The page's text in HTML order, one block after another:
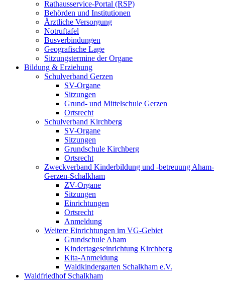
Rathausservice-Portal (RSP)
Behörden und Institutionen
Ärztliche Versorgung
Notruftafel
Busverbindungen
Geografische Lage
Sitzungstermine der Organe
Bildung & Erziehung
Schulverband Gerzen
SV-Organe
Sitzungen
Grund- und Mittelschule Gerzen
Ortsrecht
Schulverband Kirchberg
SV-Organe
Sitzungen
Grundschule Kirchberg
Ortsrecht
Zweckverband Kinderbildung und -betreuung Aham-
Gerzen-Schalkham
ZV-Organe
Sitzungen
Einrichtungen
Ortsrecht
Anmeldung
Weitere Einrichtungen im VG-Gebiet
Grundschule Aham
Kindertageseinrichtung Kirchberg
Kita-Anmeldung
Waldkindergarten Schalkham e.V.
Waldfriedhof Schalkham